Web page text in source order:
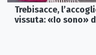
Trebisacce,
vissuta: «Io sono»